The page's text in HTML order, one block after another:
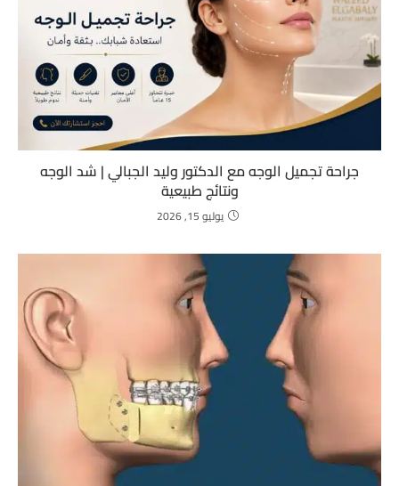
جراحة تجميل الوجه مع الدكتور وليد الجبالي | شد الوجه
ونتائج طبيعية
يوليو 15, 2026